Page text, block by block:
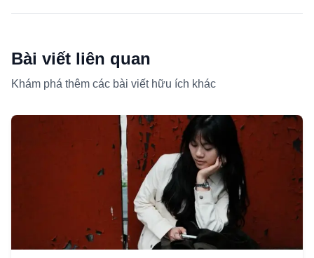
Bài viết liên quan
Khám phá thêm các bài viết hữu ích khác